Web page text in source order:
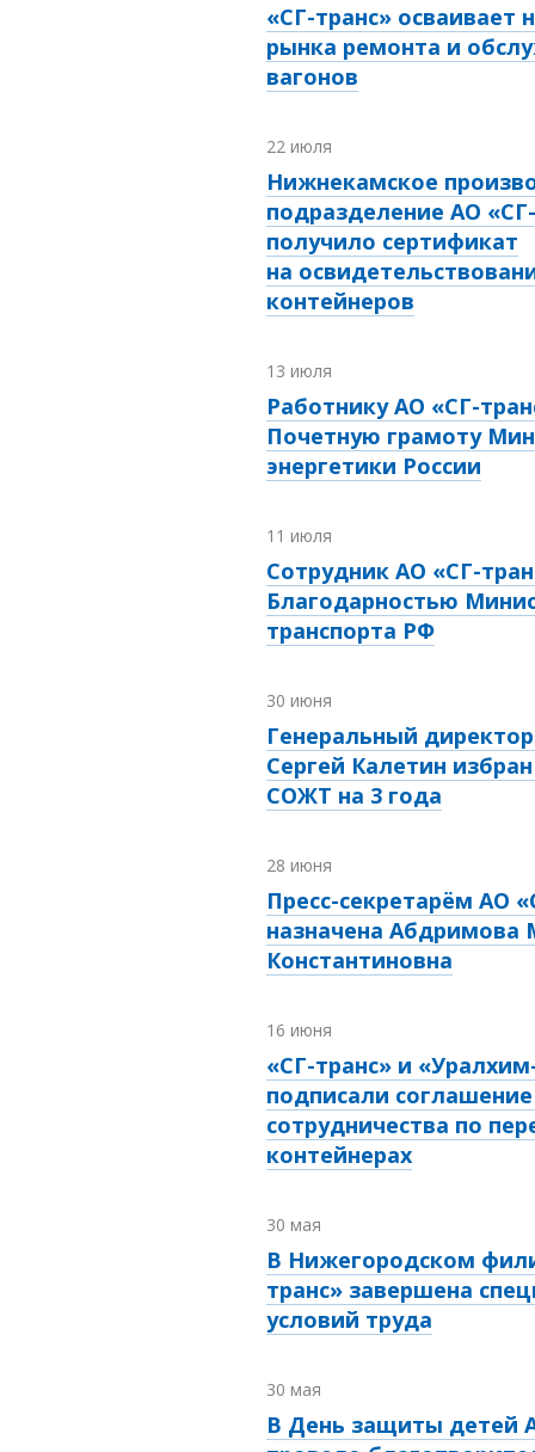
«СГ-транс» осваивает
рынка ремонта и
вагонов
22 июля
Нижнекамское
подразделение АО
получило сертификат
на
контейнеров
13 июля
Работнику АО «СГ-
Почетную грамоту
энергетики России
11 июля
Сотрудник АО «СГ-
Благодарностью
транспорта РФ
30 июня
Генеральный
Сергей Калетин
СОЖТ на 3 года
28 июня
Пресс-секретарём АО
назначена Абдримова
Константиновна
16 июня
«СГ-транс» и
подписали
сотрудничества по
контейнерах
30 мая
В Нижегородском
транс» завершена
условий труда
30 мая
В День защиты детей